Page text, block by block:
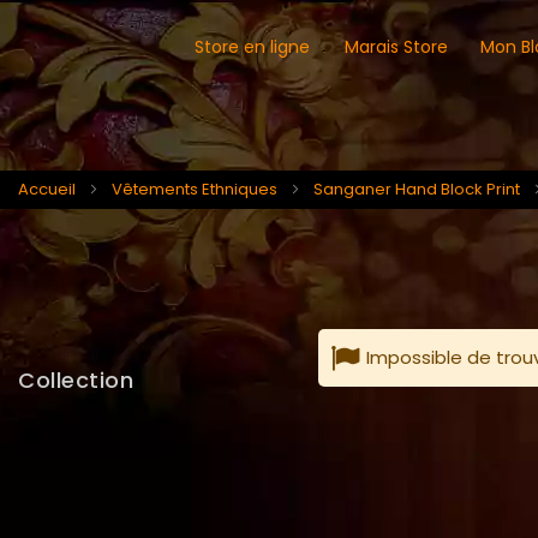
Store en ligne Marais Store Mon
Accueil Vêtements Ethniques Sanganer Hand Block Print
Impossible de
Collection